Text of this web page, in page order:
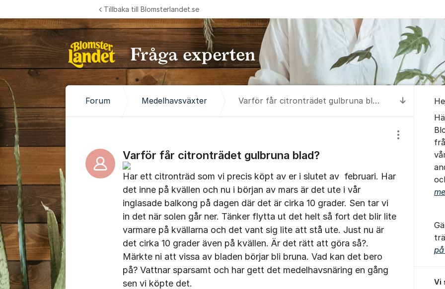
Tillbaka till Blomsterlandet.se
Till
Forum Medelhavsväxter Varför får citronträdet gulbruna blad?
Varför får citronträdet gulbruna blad?
Visa/dölj
Har ett citronträd som vi precis köpt av er i slutet av februari. Har
det inne på kvällen och nu i början av mars är det ute i vår
inglasade balkong på dagen där det är cirka 10 grader. Sen tar vi
in det när solen går ner. Tänker flytta ut det helt så fort det blir lite
varmare på kvällarna och det vant sig lite att stå ute. Just nu är
det cirka 10 grader även på kvällen. Är det rätt att göra så?.
Märkte ni att vissa av bladen börjar bli bruna. Vad kan det bero
på? Vattnar sparsamt och har gett det medelhavsnäring en gång
sen vi köpte det.
Vi